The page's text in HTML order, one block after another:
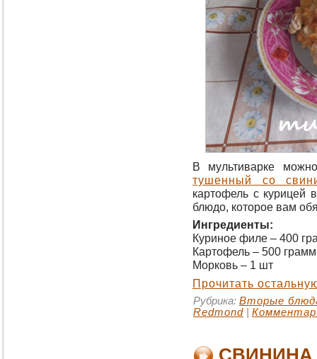
В мультиварке
тушенный со
картофель с курицей
блюдо, которое вам
Ингредиенты:
Куриное филе – 400
Картофель – 500 грамм
Морковь – 1 шт
Прочитать
Рубрика: Вторые
Redmond